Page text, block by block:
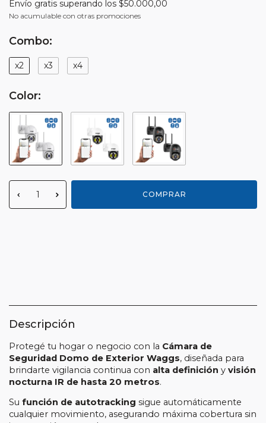
Envío gratis superando los $50.000,00
No acumulable con otras promociones
Combo:
x2 x3 x4
Color:
Descripción
Protegé tu hogar o negocio con la Cámara de
Seguridad Domo de Exterior Waggs, diseñada para
brindarte vigilancia continua con alta definición y visión
nocturna IR de hasta 20 metros.
Su función de autotracking sigue automáticamente
cualquier movimiento, asegurando máxima cobertura sin